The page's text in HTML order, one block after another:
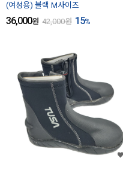
(여성용) 블랙 M사이즈
36,000원 42,000원 15%